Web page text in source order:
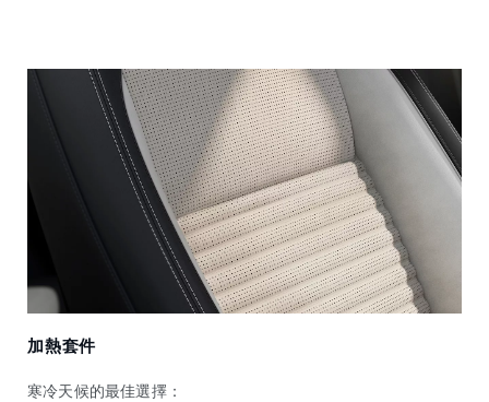
加熱套件
寒冷天候的最佳選擇：